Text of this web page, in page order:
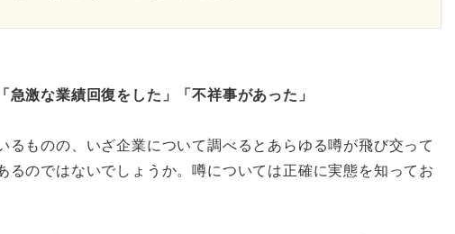
急激な業績回復をした」「不祥事があった」
るものの、いざ企業について調べるとあらゆる噂が飛び交って
るのではないでしょうか。噂については正確に実態を知ってお